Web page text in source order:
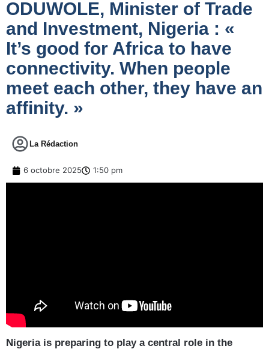
ODUWOLE, Minister of Trade
and Investment, Nigeria : «
It’s good for Africa to have
connectivity. When people
meet each other, they have an
affinity. »
La Rédaction
6 octobre 2025 1:50 pm
Nigeria is preparing to play a central role in the